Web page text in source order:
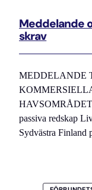
Meddelande
skrav
MEDDELANDE
passiva redskap
Sydvästra Finland